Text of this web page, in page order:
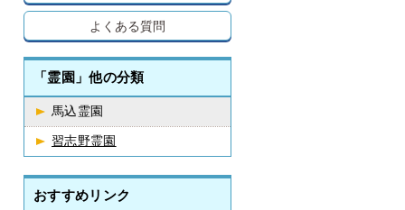
よくある質問
「霊園」他の分類
馬込霊園
習志野霊園
おすすめリンク